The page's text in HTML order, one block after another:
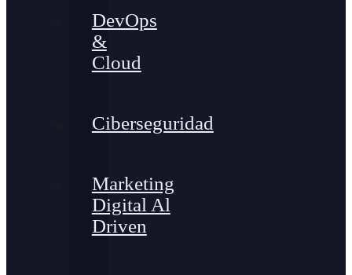
DevOps
&
Cloud
Ciberseguridad
Marketing
Digital Al
Driven